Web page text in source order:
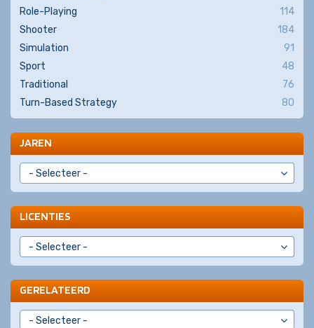
Role-Playing
114
Shooter
184
Simulation
91
Sport
48
Traditional
76
Turn-Based Strategy
80
JAREN
LICENTIES
GERELATEERD